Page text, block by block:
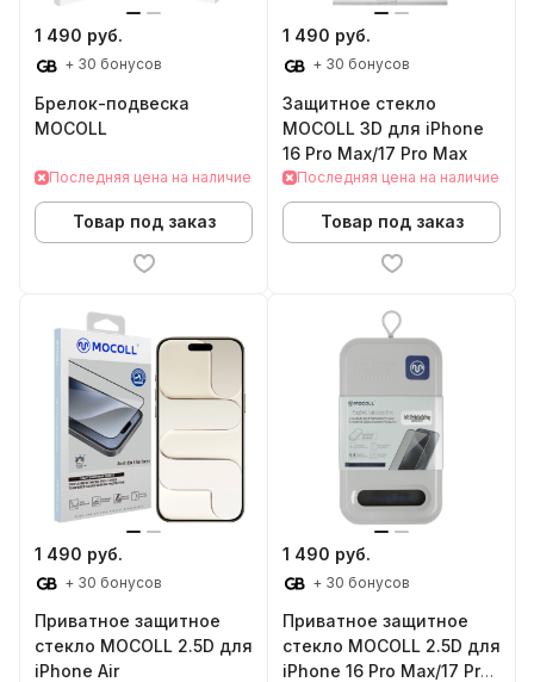
1 490 руб.
+ 30 бонусов
Брелок-подвеска
MOCOLL
Последняя цена на наличие
Товар под заказ
1 490 руб.
+ 30 бонусов
Защитное стекло
MOCOLL 3D для iPhone
16 Pro Max/17 Pro Max
Последняя цена на наличие
Товар под заказ
1 490 руб.
+ 30 бонусов
Приватное защитное
стекло MOCOLL 2.5D для
iPhone Air
1 490 руб.
+ 30 бонусов
Приватное защитное
стекло MOCOLL 2.5D для
iPhone 16 Pro Max/17 Pro